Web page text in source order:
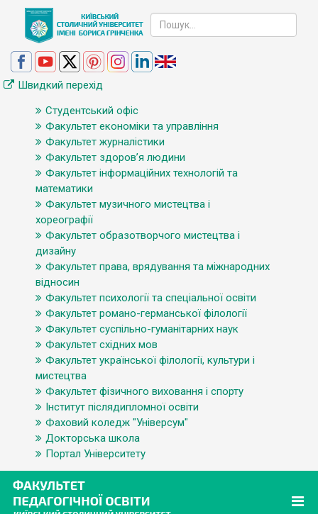
Швидкий перехід
Студентський офіс
Факультет економіки та управління
Факультет журналістики
Факультет здоров’я людини
Факультет інформаційних технологій та
математики
Факультет музичного мистецтва і
хореографії
Факультет образотворчого мистецтва і
дизайну
Факультет права, врядування та міжнародних
відносин
Факультет психології та спеціальної освіти
Факультет романо-германської філології
Факультет суспільно-гуманітарних наук
Факультет східних мов
Факультет української філології, культури і
мистецтва
Факультет фізичного виховання і спорту
Інститут післядипломної освіти
Фаховий коледж "Універсум"
Докторська школа
Портал Університету